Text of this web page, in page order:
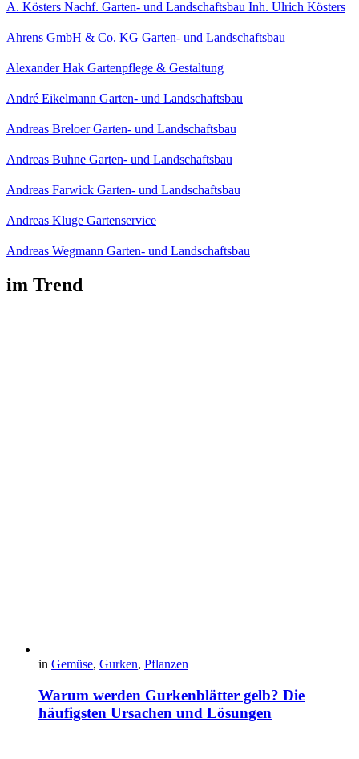
A. Kösters Nachf. Garten- und Landschaftsbau Inh. Ulrich Kösters
Ahrens GmbH & Co. KG Garten- und Landschaftsbau
Alexander Hak Gartenpflege & Gestaltung
André Eikelmann Garten- und Landschaftsbau
Andreas Breloer Garten- und Landschaftsbau
Andreas Buhne Garten- und Landschaftsbau
Andreas Farwick Garten- und Landschaftsbau
Andreas Kluge Gartenservice
Andreas Wegmann Garten- und Landschaftsbau
im Trend
in Gemüse, Gurken, Pflanzen
Warum werden Gurkenblätter gelb? Die
häufigsten Ursachen und Lösungen